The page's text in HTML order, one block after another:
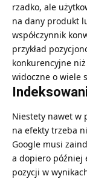
rzadko, ale
na dany produkt
współczynnik
przykład
konkurencyjne
widoczne o wiele
Niestety nawet w
na efekty trzeba
Google musi
a dopiero później
pozycji w